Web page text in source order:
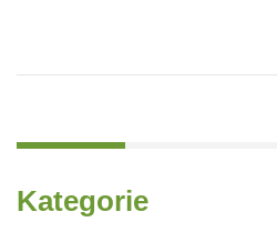
Kategorie